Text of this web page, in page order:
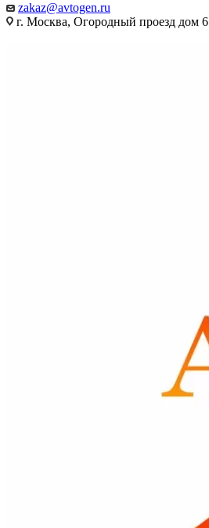
zakaz@avtogen.ru
г. Москва, Огородный проезд дом 6